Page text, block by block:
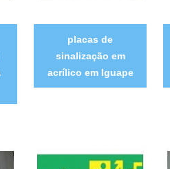
placas de
sinalização em
acrílico em Iguape